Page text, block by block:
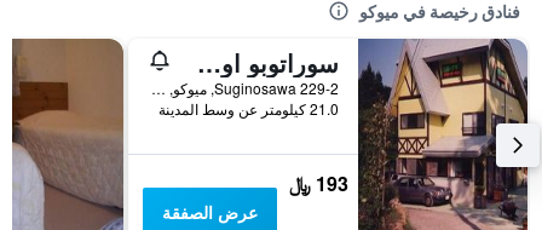
فنادق رخيصة في ميوكو
سوراتوبو اوساجي
229-2 Suginosawa, ميوكو, اليابان
21.0 كيلومتر عن وسط المدينة
193 ﷼
عرض الصفقة